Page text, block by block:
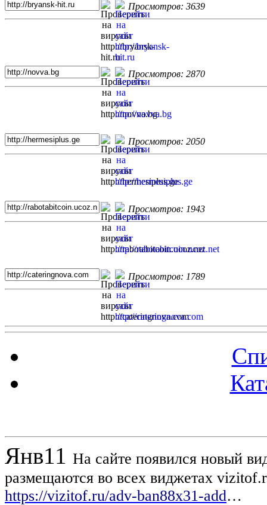
Просмотров: 3639
Просмотров: 2870
Просмотров: 2050
Просмотров: 1943
Просмотров: 1789
Янв11 На сайте появился новый
размещаются во всех виджетах
https://vizitof.ru/adv-ban88x31-add…